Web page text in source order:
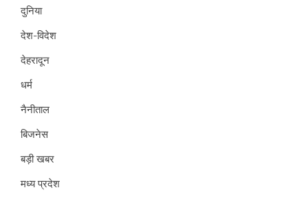
दुनिया
देश-विदेश
देहरादून
धर्म
नैनीताल
बिजनेस
बड़ी खबर
मध्य प्रदेश